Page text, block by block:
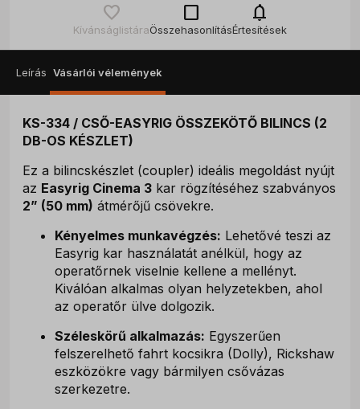
Kívánságlistára
check_box_outline_blank
Összehasonlítás
notifications
Értesítések
Leírás Vásárlói vélemények
KS-334 / CSŐ-EASYRIG ÖSSZEKÖTŐ BILINCS (2
DB-OS KÉSZLET)
Ez a bilincskészlet (coupler) ideális megoldást nyújt
az Easyrig Cinema 3 kar rögzítéséhez szabványos
2” (50 mm) átmérőjű csövekre.
Kényelmes munkavégzés: Lehetővé teszi az
Easyrig kar használatát anélkül, hogy az
operatőrnek viselnie kellene a mellényt.
Kiválóan alkalmas olyan helyzetekben, ahol
az operatőr ülve dolgozik.
Széleskörű alkalmazás: Egyszerűen
felszerelhető fahrt kocsikra (Dolly), Rickshaw
eszközökre vagy bármilyen csővázas
szerkezetre.